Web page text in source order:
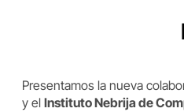
Presentamos la nueva
y el Instituto Nebrija de